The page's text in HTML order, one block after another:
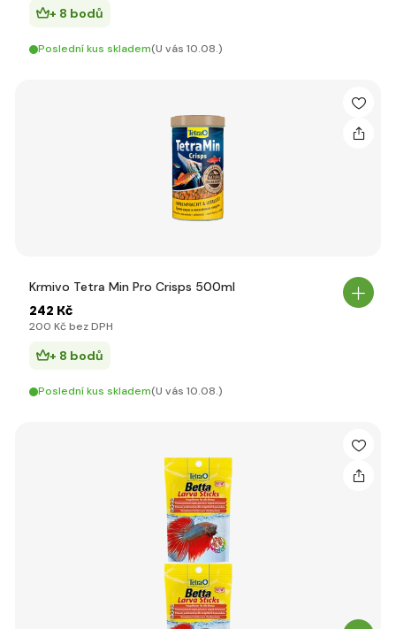
+ 8 bodů
Poslední kus skladem(U vás 10.08.)
Krmivo Tetra Min Pro Crisps 500ml
242 Kč
200 Kč bez DPH
+ 8 bodů
Poslední kus skladem(U vás 10.08.)